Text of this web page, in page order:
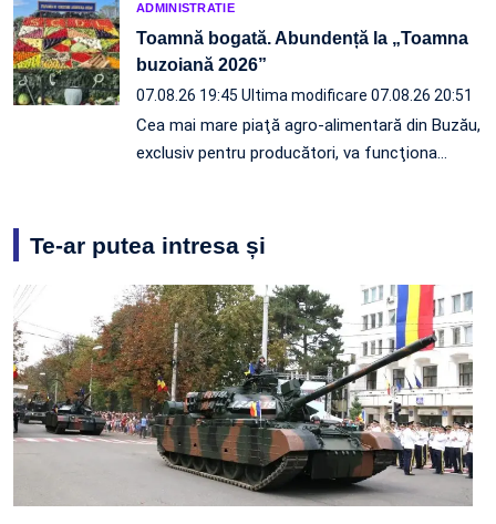
ADMINISTRATIE
Toamnă bogată. Abundență la „Toamna
buzoiană 2026”
07.08.26 19:45 Ultima modificare 07.08.26 20:51
Cea mai mare piaţă agro-alimentară din Buzău,
exclusiv pentru producători, va funcţiona…
Te-ar putea intresa și